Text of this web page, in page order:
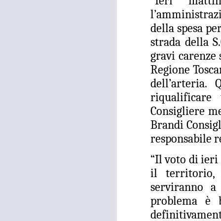
della spesa
strada della
gravi
Regione
dell’arteria.
riqualificare
Consigliere
Brandi
responsabile
“Il voto di ieri
il territorio,
serviranno
problema è